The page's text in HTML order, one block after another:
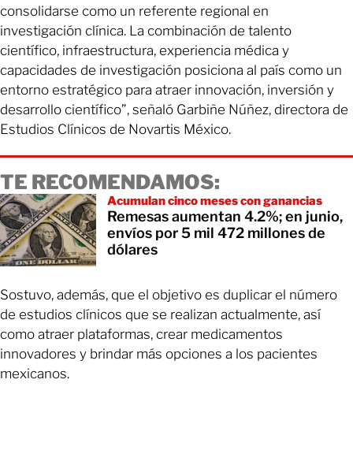
consolidarse como un referente regional en
investigación clínica. La combinación de talento
científico, infraestructura, experiencia médica y
capacidades de investigación posiciona al país como un
entorno estratégico para atraer innovación, inversión y
desarrollo científico”, señaló Garbiñe Núñez, directora de
Estudios Clínicos de Novartis México.
TE RECOMENDAMOS:
Acumulan cinco meses con ganancias
Remesas aumentan 4.2%; en junio,
envíos por 5 mil 472 millones de
dólares
Sostuvo, además, que el objetivo es duplicar el número
de estudios clínicos que se realizan actualmente, así
como atraer plataformas, crear medicamentos
innovadores y brindar más opciones a los pacientes
mexicanos.